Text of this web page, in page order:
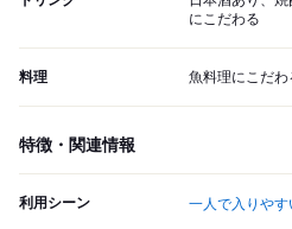
にこだわる
料理 魚料理にこだわ
特徴・関連情報
利用シーン 一人で入りやす